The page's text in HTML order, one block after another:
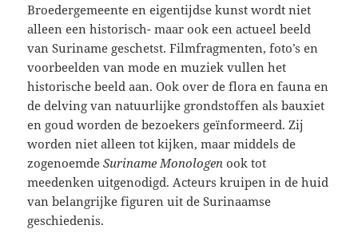
Broedergemeente en eigentijdse kunst wordt niet
alleen een historisch- maar ook een actueel beeld
van Suriname geschetst. Filmfragmenten, foto’s en
voorbeelden van mode en muziek vullen het
historische beeld aan. Ook over de flora en fauna en
de delving van natuurlijke grondstoffen als bauxiet
en goud worden de bezoekers geïnformeerd. Zij
worden niet alleen tot kijken, maar middels de
zogenoemdeSuriname Monologen ook tot
meedenken uitgenodigd. Acteurs kruipen in de huid
van belangrijke figuren uit de Surinaamse
geschiedenis.